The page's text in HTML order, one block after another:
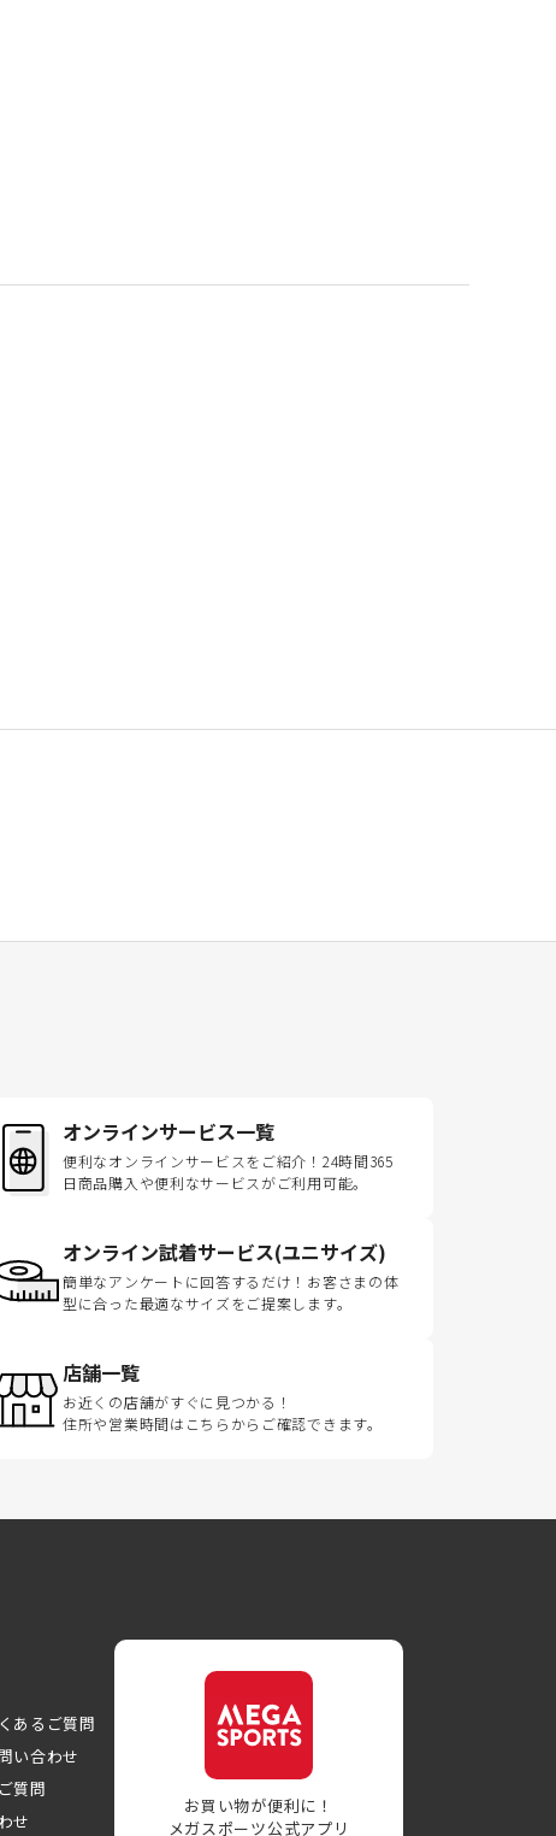
オンラインサービス一覧
便利なオンラインサービスをご紹介！24時間365
日商品購入や便利なサービスがご利用可能。
オンライン試着サービス(ユニサイズ)
簡単なアンケートに回答するだけ！お客さまの体
型に合った最適なサイズをご提案します。
店舗一覧
お近くの店舗がすぐに見つかる！
住所や営業時間はこちらからご確認できます。
あるご質問
い合わせ
質問
せ
お買い物が便利に！
メガスポーツ公式アプリ